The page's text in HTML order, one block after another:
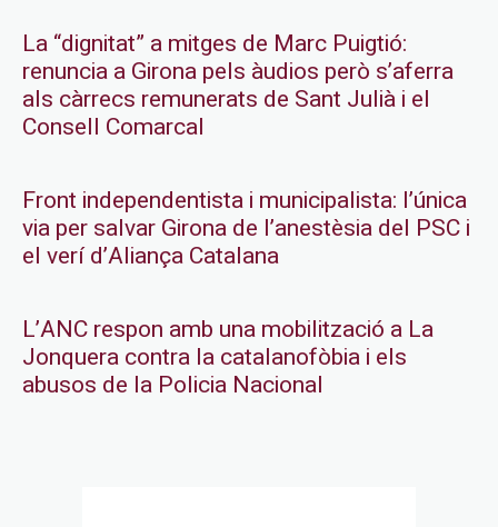
La “dignitat” a mitges de Marc Puigtió:
renuncia a Girona pels àudios però s’aferra
als càrrecs remunerats de Sant Julià i el
Consell Comarcal
Front independentista i municipalista: l’única
via per salvar Girona de l’anestèsia del PSC i
el verí d’Aliança Catalana
L’ANC respon amb una mobilització a La
Jonquera contra la catalanofòbia i els
abusos de la Policia Nacional